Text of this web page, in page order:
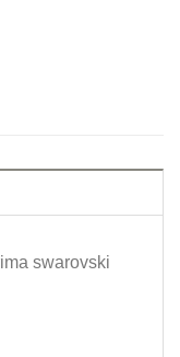
swarovski